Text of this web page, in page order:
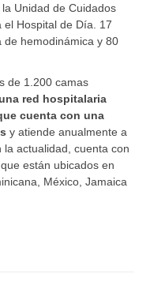
Unidad de Cuidados
el Hospital de Día. 17
hemodinámica y 80
de 1.200 camas
red hospitalaria
cuenta con una
y atiende anualmente a
actualidad, cuenta con
están ubicados en
México, Jamaica